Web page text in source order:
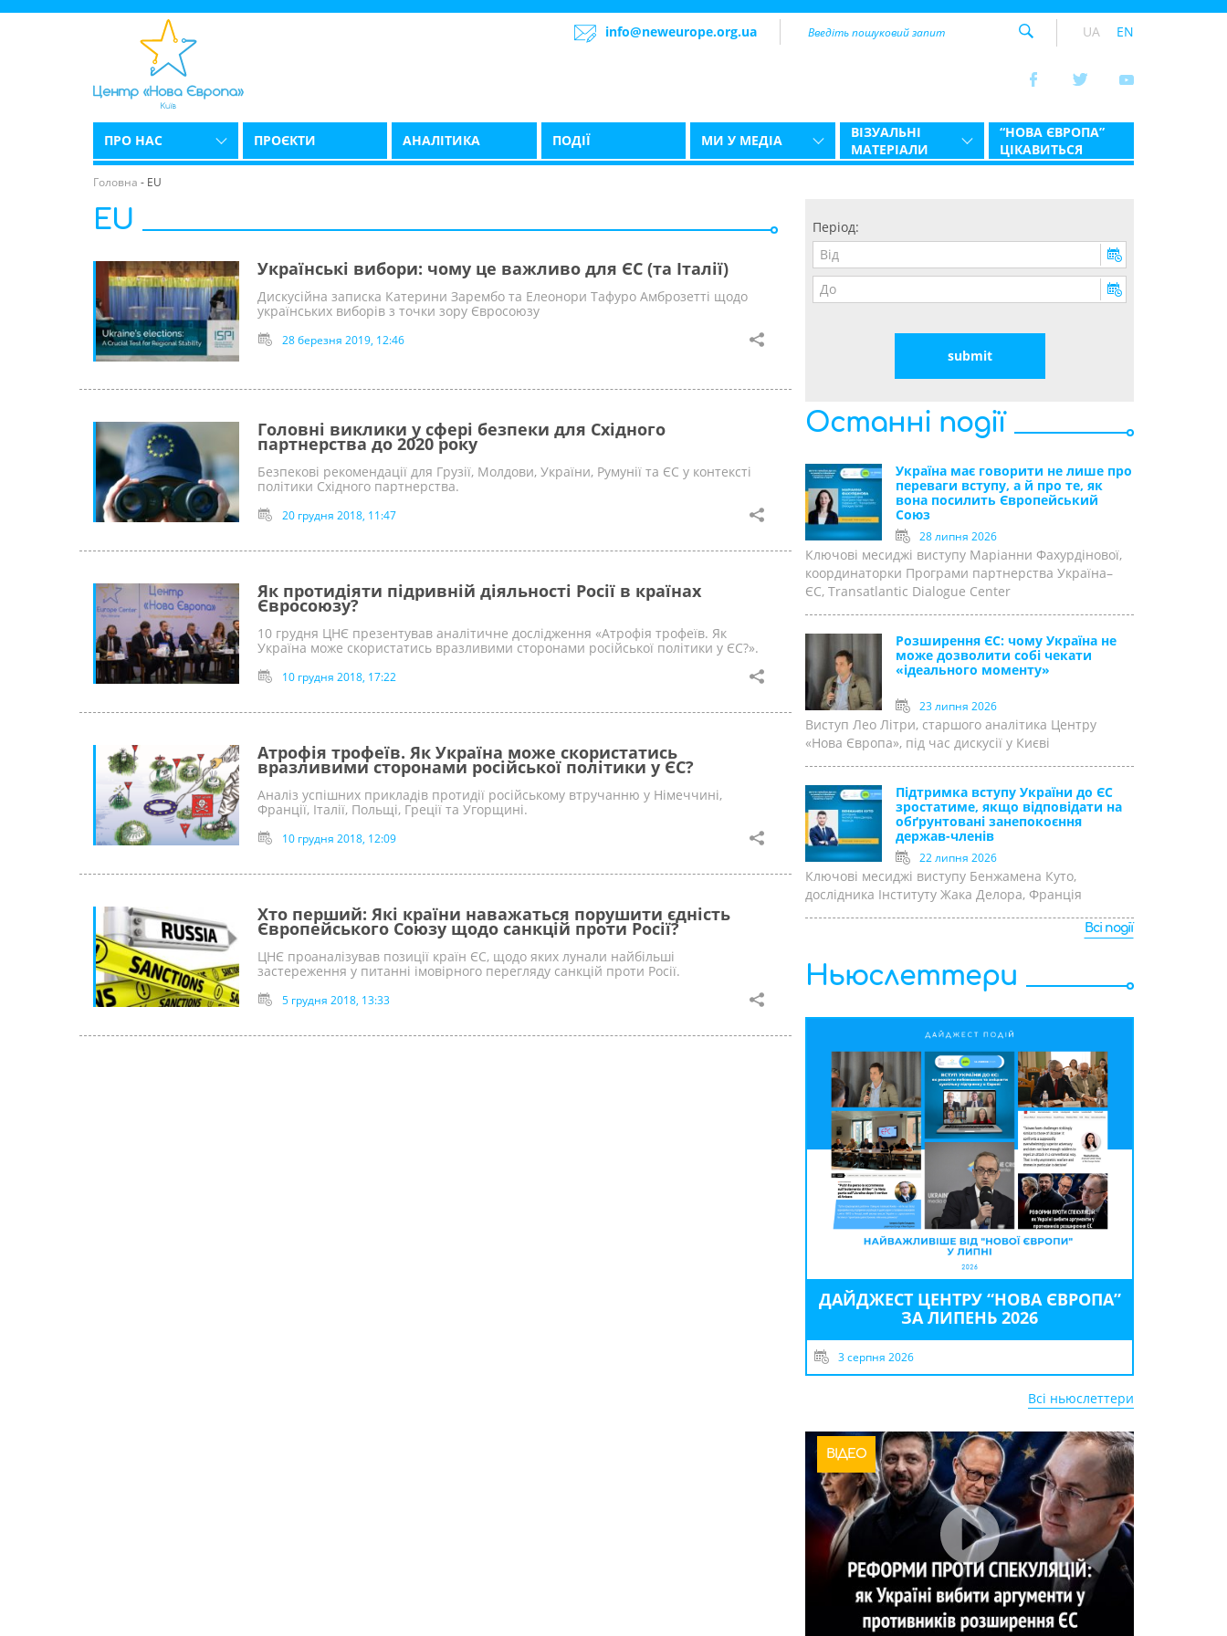
info@neweurope.org.ua UA EN
ПРО НАС ПРОЄКТИ АНАЛІТИКА ПОДІЇ МИ У МЕДІА
ВІЗУАЛЬНІ
МАТЕРІАЛИ
“НОВА ЄВРОПА”
ЦІКАВИТЬСЯ
Головна - EU
EU
Українські вибори: чому це важливо для ЄС (та Італії)
Дискусійна записка Катерини Зарембо та Елеонори Тафуро Амброзетті щодо
українських виборів з точки зору Євросоюзу
28 березня 2019, 12:46
Головні виклики у сфері безпеки для Східного
партнерства до 2020 року
Безпекові рекомендації для Грузії, Молдови, України, Румунії та ЄС у контексті
політики Східного партнерства.
20 грудня 2018, 11:47
Як протидіяти підривній діяльності Росії в країнах
Євросоюзу?
10 грудня ЦНЄ презентував аналітичне дослідження «Атрофія трофеїв. Як
Україна може скористатись вразливими сторонами російської політики у ЄС?».
10 грудня 2018, 17:22
Атрофія трофеїв. Як Україна може скористатись
вразливими сторонами російської політики у ЄС?
Аналіз успішних прикладів протидії російському втручанню у Німеччині,
Франції, Італії, Польщі, Греції та Угорщині.
10 грудня 2018, 12:09
Хто перший: Які країни наважаться порушити єдність
Європейського Союзу щодо санкцій проти Росії?
ЦНЄ проаналізував позиції країн ЄС, щодо яких лунали найбільші
застереження у питанні імовірного перегляду санкцій проти Росії.
5 грудня 2018, 13:33
Період:
Останні події
Україна має говорити не лише про
переваги вступу, а й про те, як
вона посилить Європейський
Союз
28 липня 2026
Ключові месиджі виступу Маріанни Фахурдінової,
координаторки Програми партнерства Україна–
ЄС, Transatlantic Dialogue Center
Розширення ЄС: чому Україна не
може дозволити собі чекати
«ідеального моменту»
23 липня 2026
Виступ Лео Літри, старшого аналітика Центру
«Нова Європа», під час дискусії у Києві
Підтримка вступу України до ЄС
зростатиме, якщо відповідати на
обґрунтовані занепокоєння
держав-членів
22 липня 2026
Ключові месиджі виступу Бенжамена Куто,
дослідника Інституту Жака Делора, Франція
Всі події
Ньюслеттери
ДАЙДЖЕСТ ЦЕНТРУ “НОВА ЄВРОПА”
ЗА ЛИПЕНЬ 2026
3 серпня 2026
Всі ньюслеттери
ВІДЕО